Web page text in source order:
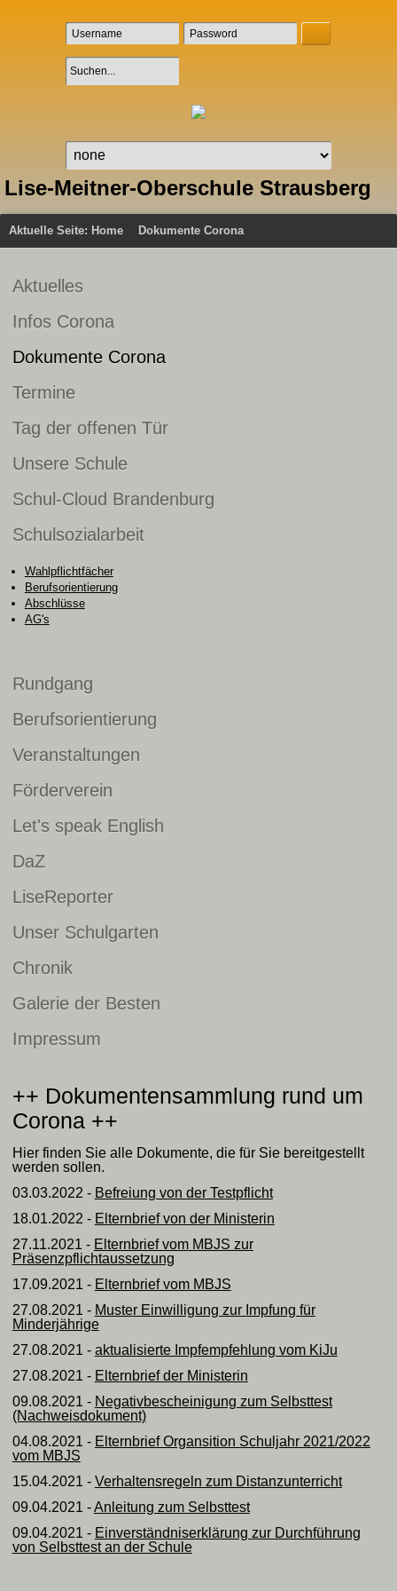
Lise-Meitner-Oberschule Strausberg
Aktuelle Seite: Home Dokumente Corona
Aktuelles
Infos Corona
Dokumente Corona
Termine
Tag der offenen Tür
Unsere Schule
Schul-Cloud Brandenburg
Schulsozialarbeit
Wahlpflichtfächer
Berufsorientierung
Abschlüsse
AG's
Rundgang
Berufsorientierung
Veranstaltungen
Förderverein
Let's speak English
DaZ
LiseReporter
Unser Schulgarten
Chronik
Galerie der Besten
Impressum
++ Dokumentensammlung rund um
Corona ++
Hier finden Sie alle Dokumente, die für Sie bereitgestellt
werden sollen.
03.03.2022 - Befreiung von der Testpflicht
18.01.2022 - Elternbrief von der Ministerin
27.11.2021 - Elternbrief vom MBJS zur
Präsenzpflichtaussetzung
17.09.2021 - Elternbrief vom MBJS
27.08.2021 - Muster Einwilligung zur Impfung für
Minderjährige
27.08.2021 - aktualisierte Impfempfehlung vom KiJu
27.08.2021 - Elternbrief der Ministerin
09.08.2021 - Negativbescheinigung zum Selbsttest
(Nachweisdokument)
04.08.2021 - Elternbrief Organsition Schuljahr 2021/2022
vom MBJS
15.04.2021 - Verhaltensregeln zum Distanzunterricht
09.04.2021 -Anleitung zum Selbsttest
09.04.2021 - Einverständniserklärung zur Durchführung
von Selbsttest an der Schule